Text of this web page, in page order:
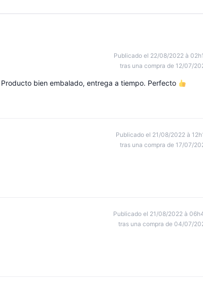
Publicado el 22/08/2022 à
tras una compra de 12/07/
bien embalado, entrega a tiempo. Perfecto
Publicado el 21/08/2022 à
tras una compra de 17/07/
Publicado el 21/08/2022 à
tras una compra de 04/07/